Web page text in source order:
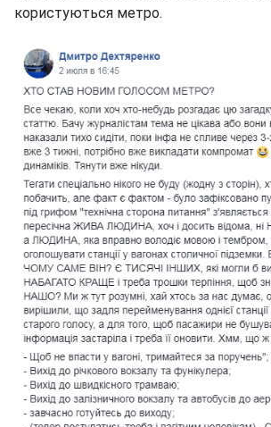
користуються метро.